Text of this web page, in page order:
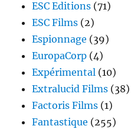
ESC Editions (71)
ESC Films (2)
Espionnage (39)
EuropaCorp (4)
Expérimental (10)
Extralucid Films (38)
Factoris Films (1)
Fantastique (255)